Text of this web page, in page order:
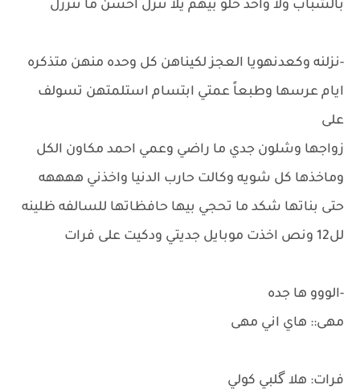
بالشباب ولا واحد حلو بيهم يلا ننزل احسن ما نترزل
-نزلنه وكعدنهويا العجز لكيناهن كل وحده منهن متذكره
ايام عرسها وطبعاً عمتي ابتسام استلمتهن تسولف
على
زواجها وشلون جدي ما راضي وعمي احمد مكاون الكل
وماخذها كل شويه وكالت حارب الدنيا واخذني ههههه
حتى بناتها شكد ما تحجي بيها حافظاتها للسالفه ظلينه
لل12 ونص اخذت موبايل جديتي ودكيت على فرات
-الووو ها جده
مهى:: هاي اني مهى
فرات: هلا گلبي كولي